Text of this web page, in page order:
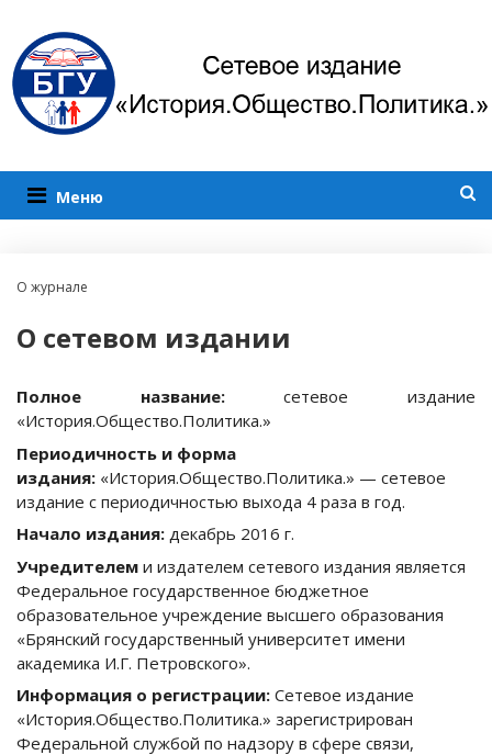
Меню
О журнале
О сетевом издании
Полное название:cетевое издание
«История.Общество.Политика.»
Периодичность и форма
издания: «История.Общество.Политика.» — сетевое
издание с периодичностью выхода 4 раза в год.
Начало издания: декабрь 2016 г.
Учредителем и издателем сетевого издания является
Федеральное государственное бюджетное
образовательное учреждение высшего образования
«Брянский государственный университет имени
академика И.Г. Петровского».
Информация о регистрации: Сетевое издание
«История.Общество.Политика.» зарегистрирован
Федеральной службой по надзору в сфере связи,